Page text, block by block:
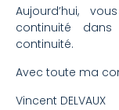
Aujourd’hui,
continuité
continuité.
Avec toute ma
Vincent DELVAUX